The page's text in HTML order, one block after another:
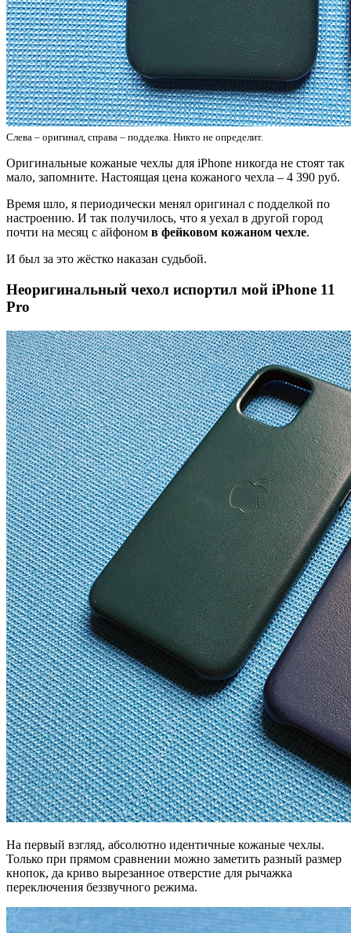
Слева – оригинал, справа – подделка. Никто не определит.
Оригинальные кожаные чехлы для iPhone никогда не стоят так
мало, запомните. Настоящая цена кожаного чехла – 4 390 руб.
Время шло, я периодически менял оригинал с подделкой по
настроению. И так получилось, что я уехал в другой город
почти на месяц с айфоном в фейковом кожаном чехле.
И был за это жёстко наказан судьбой.
Неоригинальный чехол испортил мой iPhone 11
Pro
На первый взгляд, абсолютно идентичные кожаные чехлы.
Только при прямом сравнении можно заметить разный размер
кнопок, да криво вырезанное отверстие для рычажка
переключения беззвучного режима.